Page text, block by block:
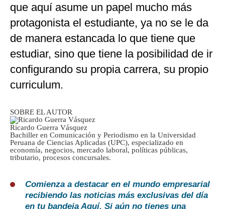
que aquí asume un papel mucho más
protagonista el estudiante, ya no se le da
de manera estancada lo que tiene que
estudiar, sino que tiene la posibilidad de ir
configurando su propia carrera, su propio
curriculum.
SOBRE EL AUTOR
Ricardo Guerra Vásquez
Bachiller en Comunicación y Periodismo en la Universidad
Peruana de Ciencias Aplicadas (UPC), especializado en
economía, negocios, mercado laboral, políticas públicas,
tributario, procesos concursales.
Comienza a destacar en el mundo empresarial
recibiendo las noticias más exclusivas del día
en tu bandejaAquí. Si aún no tienes una